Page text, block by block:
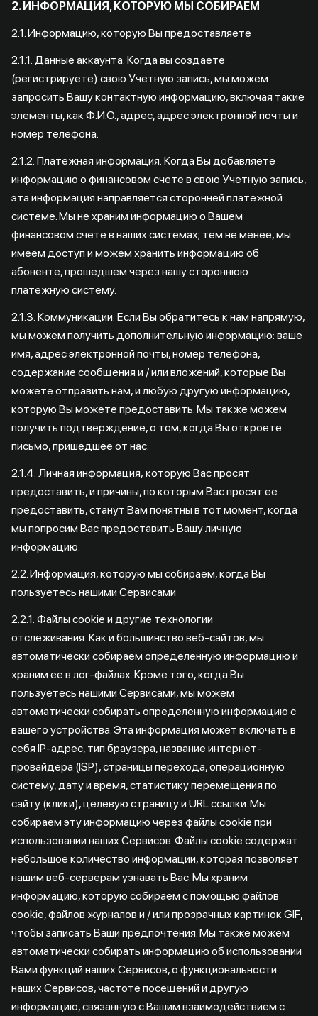
2. ИНФОРМАЦИЯ, КОТОРУЮ МЫ СОБИРАЕМ
2.1. Информацию, которую Вы предоставляете
2.1.1. Данные аккаунта. Когда вы создаете
(регистрируете) свою Учетную запись, мы можем
запросить Вашу контактную информацию, включая такие
элементы, как Ф.И.О., адрес, адрес электронной почты и
номер телефона.
2.1.2. Платежная информация. Когда Вы добавляете
информацию о финансовом счете в свою Учетную запись,
эта информация направляется сторонней платежной
системе. Мы не храним информацию о Вашем
финансовом счете в наших системах; тем не менее, мы
имеем доступ и можем хранить информацию об
абоненте, прошедшем через нашу стороннюю
платежную систему.
2.1.3. Коммуникации. Если Вы обратитесь к нам напрямую,
мы можем получить дополнительную информацию: ваше
имя, адрес электронной почты, номер телефона,
содержание сообщения и / или вложений, которые Вы
можете отправить нам, и любую другую информацию,
которую Вы можете предоставить. Мы также можем
получить подтверждение, о том, когда Вы откроете
письмо, пришедшее от нас.
2.1.4. Личная информация, которую Вас просят
предоставить, и причины, по которым Вас просят ее
предоставить, станут Вам понятны в тот момент, когда
мы попросим Вас предоставить Вашу личную
информацию.
2.2. Информация, которую мы собираем, когда Вы
пользуетесь нашими Сервисами
2.2.1. Файлы cookie и другие технологии
отслеживания. Как и большинство веб-сайтов, мы
автоматически собираем определенную информацию и
храним ее в лог-файлах. Кроме того, когда Вы
пользуетесь нашими Сервисами, мы можем
автоматически собирать определенную информацию с
вашего устройства. Эта информация может включать в
себя IP-адрес, тип браузера, название интернет-
провайдера (ISP), страницы перехода, операционную
систему, дату и время, статистику перемещения по
сайту (клики), целевую страницу и URL ссылки. Мы
собираем эту информацию через файлы cookie при
использовании наших Сервисов. Файлы cookie содержат
небольшое количество информации, которая позволяет
нашим веб-серверам узнавать Вас. Мы храним
информацию, которую собираем с помощью файлов
cookie, файлов журналов и / или прозрачных картинок GIF,
чтобы записать Ваши предпочтения. Мы также можем
автоматически собирать информацию об использовании
Вами функций наших Сервисов, о функциональности
наших Сервисов, частоте посещений и другую
информацию, связанную с Вашим взаимодействием с